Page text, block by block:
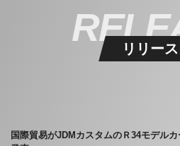
リリース
国際貿易がJDMカスタムのＲ34モデル